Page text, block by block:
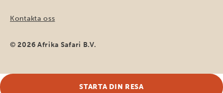
Kontakta oss
© 2026 Afrika Safari B.V.
STARTA DIN RESA